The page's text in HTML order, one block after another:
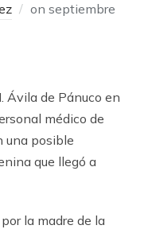
onseptiembre
Ávila de Pánuco en
médico de
una posible
que llegó a
la madre de la